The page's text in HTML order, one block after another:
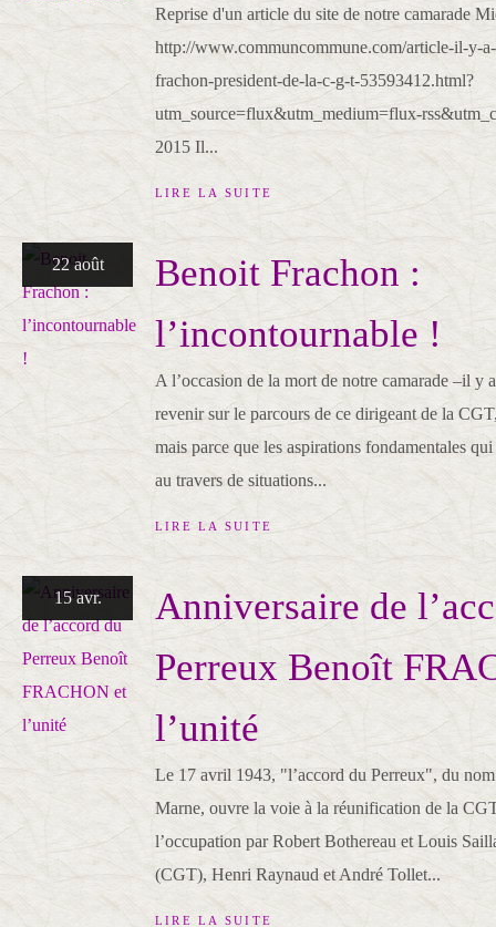
Reprise d'un article du site de notre camarade
http://www.communcommune.com/article-il-y-
frachon-president-de-la-c-g-t-53593412.html?
utm_source=flux&utm_medium=flux-
2015 Il...
LIRE LA SUITE
22 août
Benoit Frachon :
l’incontournable !
A l’occasion de la mort de notre camarade –il y
revenir sur le parcours de ce dirigeant de la
mais parce que les aspirations fondamentales
au travers de situations...
LIRE LA SUITE
15 avr.
Anniversaire de
Perreux Benoît
l’unité
Le 17 avril 1943, "l’accord du Perreux", du
Marne, ouvre la voie à la réunification de la
l’occupation par Robert Bothereau et Louis
(CGT), Henri Raynaud et André Tollet...
LIRE LA SUITE